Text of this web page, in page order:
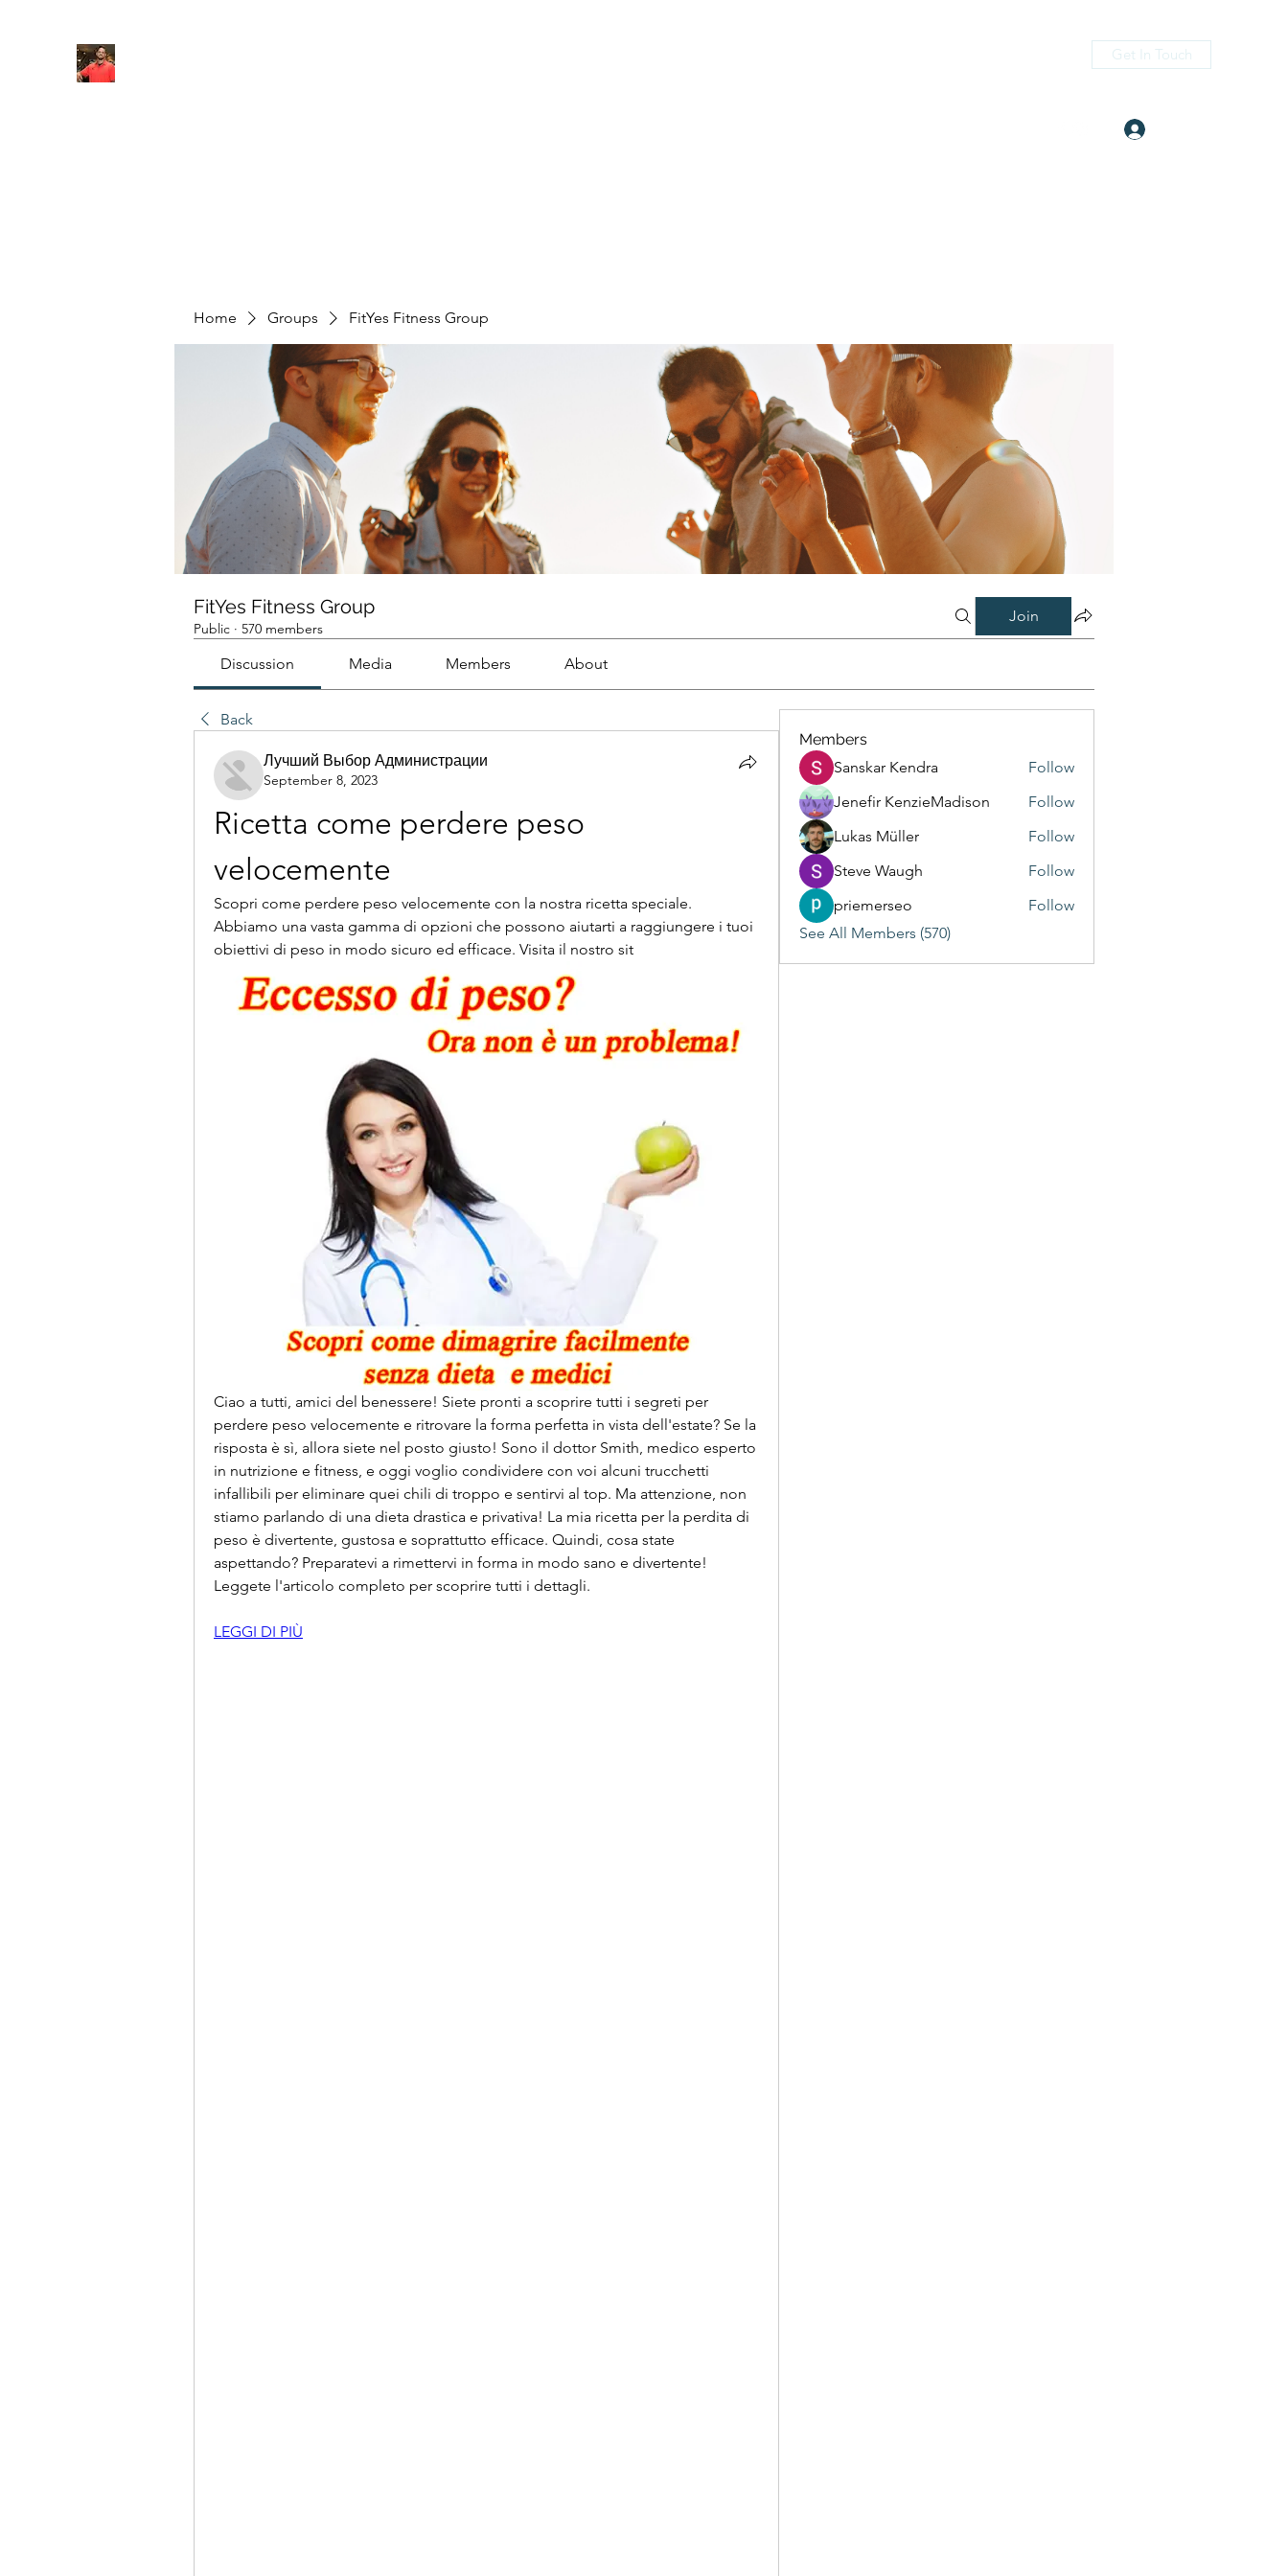
Get In Touch
Home Groups FitYes Fitness Group
FitYes Fitness Group
Public · 570 members
Join
Discussion Media Members About
Back
Лучший Выбор Администрации
September 8, 2023
Ricetta come perdere peso
velocemente
Scopri come perdere peso velocemente con la nostra ricetta speciale.
Abbiamo una vasta gamma di opzioni che possono aiutarti a raggiungere i tuoi
obiettivi di peso in modo sicuro ed efficace. Visita il nostro sit
Ciao a tutti, amici del benessere! Siete pronti a scoprire tutti i segreti per
perdere peso velocemente e ritrovare la forma perfetta in vista dell'estate? Se la
risposta è sì, allora siete nel posto giusto! Sono il dottor Smith, medico esperto
in nutrizione e fitness, e oggi voglio condividere con voi alcuni trucchetti
infallibili per eliminare quei chili di troppo e sentirvi al top. Ma attenzione, non
stiamo parlando di una dieta drastica e privativa! La mia ricetta per la perdita di
peso è divertente, gustosa e soprattutto efficace. Quindi, cosa state
aspettando? Preparatevi a rimettervi in forma in modo sano e divertente!
Leggete l'articolo completo per scoprire tutti i dettagli.
LEGGI DI PIÙ
Members
Sanskar Kendra
Follow
Jenefir KenzieMadison
Follow
Lukas Müller
Follow
Steve Waugh
Follow
priemerseo
Follow
See All Members (570)